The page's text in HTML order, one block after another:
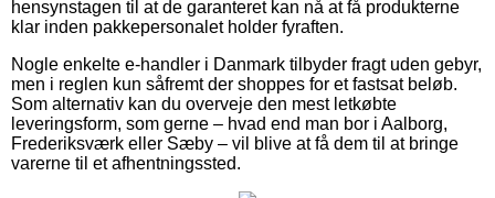
hensynstagen til at de garanteret kan nå at få produkterne
klar inden pakkepersonalet holder fyraften.
Nogle enkelte e-handler i Danmark tilbyder fragt uden gebyr,
men i reglen kun såfremt der shoppes for et fastsat beløb.
Som alternativ kan du overveje den mest letkøbte
leveringsform, som gerne – hvad end man bor i Aalborg,
Frederiksværk eller Sæby – vil blive at få dem til at bringe
varerne til et afhentningssted.